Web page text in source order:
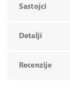
Sastojci
Detalji
Recenzije